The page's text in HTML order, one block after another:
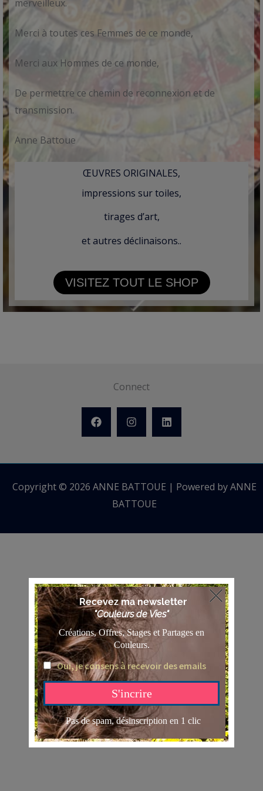
merveilleux.
Merci à toutes ces Femmes de ce monde,
Merci aux Hommes de ce monde,
De permettre ce chemin de reconnexion et de
transmission.
Anne Battoue
ŒUVRES ORIGINALES,
impressions sur toiles,
tirages d’art,
et autres déclinaisons..
VISITEZ TOUT LE SHOP
Connect
Copyright © 2026 ANNE BATTOUE | Powered by ANNE
BATTOUE